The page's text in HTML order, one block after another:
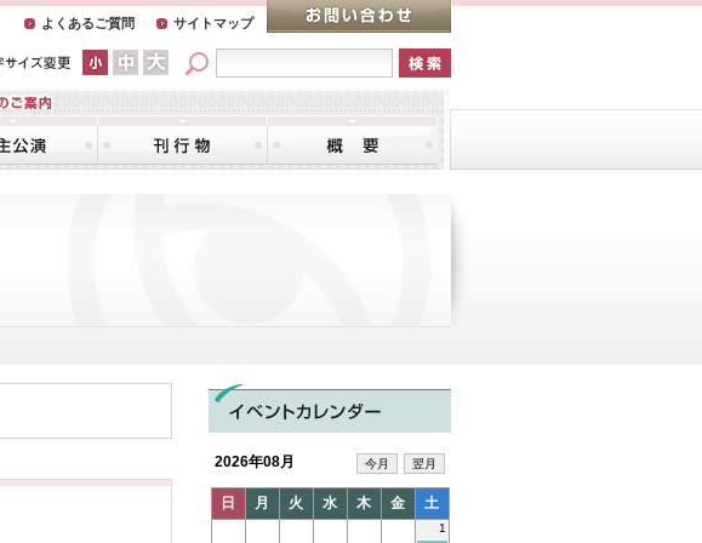
サイトマップ
よくあるご質問
2026年08月 今月 翌月
日 月 火 水 木 金 土
1